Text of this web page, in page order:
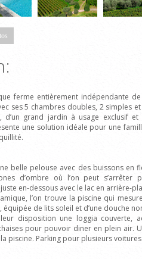
ferme entièrement indépendante
ses 5 chambres doubles, 2 simples
d’un grand jardin à usage exclusif et
une solution idéale pour une
belle pelouse avec des buissons en
d’ombre où l’on peut s’arrêter
en-dessous avec le lac en arrière-
l’on trouve la piscine qui
de lits soleil et d’une douche
disposition une loggia couverte,
pour pouvoir diner en plein air.
piscine. Parking pour plusieurs